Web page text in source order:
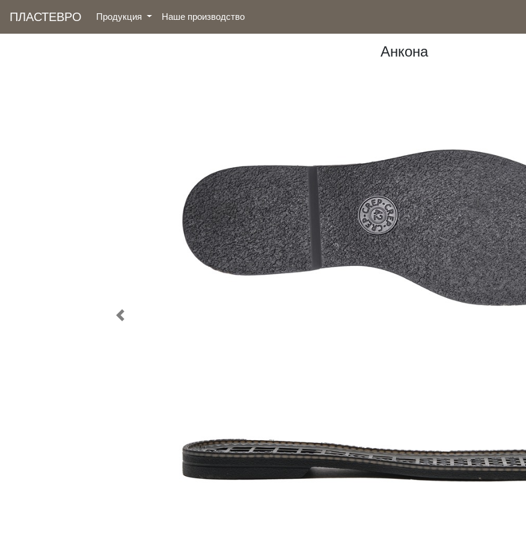
ПЛАСТЕВРО Продукция Наше производство(current)
Анкона
Следующий